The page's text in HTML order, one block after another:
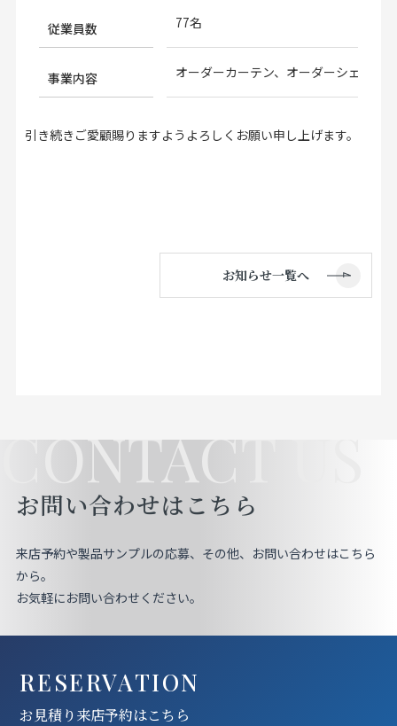
従業員数 77名
事業内容 オーダーカーテン、オーダーシェード
引き続きご愛顧賜りますようよろしくお願い申し上げます。
お知らせ一覧へ
CONTACT US
お問い合わせはこちら
来店予約や製品サンプルの応募、その他、お問い合わせはこちら
から。
お気軽にお問い合わせください。
RESERVATION
お見積り来店予約はこちら